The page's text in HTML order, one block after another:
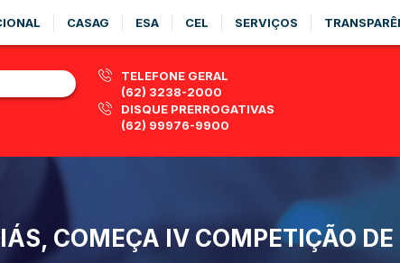
CASAG ESA CEL SERVIÇOS
TELEFONE GERAL
(62) 3238-2000
DISQUE PRERROGATIVAS
(62) 99976-9900
COMEÇA IV COMPETIÇÃO